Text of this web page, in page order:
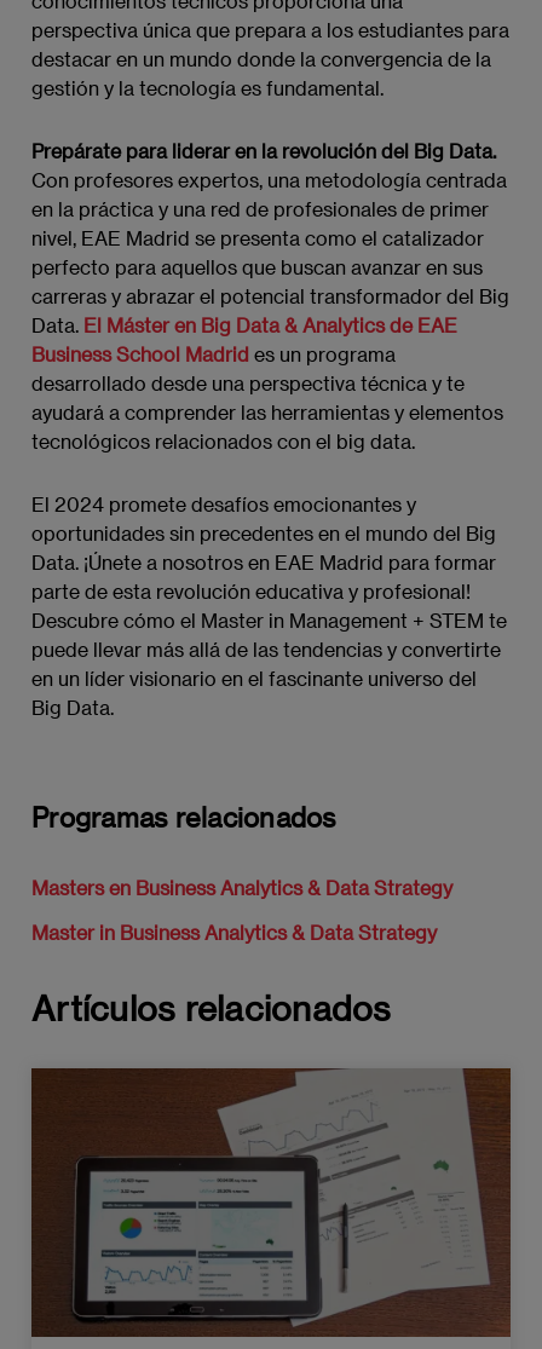
perspectiva única que prepara a los estudiantes para
destacar en un mundo donde la convergencia de la
gestión y la tecnología es fundamental.
Prepárate para liderar en la revolución del Big Data.
Con profesores expertos, una metodología centrada
en la práctica y una red de profesionales de primer
nivel, EAE Madrid se presenta como el catalizador
perfecto para aquellos que buscan avanzar en sus
carreras y abrazar el potencial transformador del Big
Data. El Máster en Big Data & Analytics de EAE
Business School Madrid es un programa
desarrollado desde una perspectiva técnica y te
ayudará a comprender las herramientas y elementos
tecnológicos relacionados con el big data.
El 2024 promete desafíos emocionantes y
oportunidades sin precedentes en el mundo del Big
Data. ¡Únete a nosotros en EAE Madrid para formar
parte de esta revolución educativa y profesional!
Descubre cómo el Master in Management + STEM te
puede llevar más allá de las tendencias y convertirte
en un líder visionario en el fascinante universo del
Big Data.
Programas relacionados
Masters en Business Analytics & Data Strategy
Master in Business Analytics & Data Strategy
Artículos relacionados